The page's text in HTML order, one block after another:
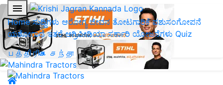
Home ಸುದ್ದಿಗಳು ಆರೋಗ್ಯ ಜೀವನ ತೋಟಗಾರಿಕೆಪಶುಸಂಗೋಪನೆ
ಯಶೋಗಾಥೆ ಇತರೆ ಅಗ್ರಿಪೀಡಿಯಾ ಸರ್ಕಾರಿ ಯೋಜನೆಗಳು Quiz
பத்திரிகை சந்தா